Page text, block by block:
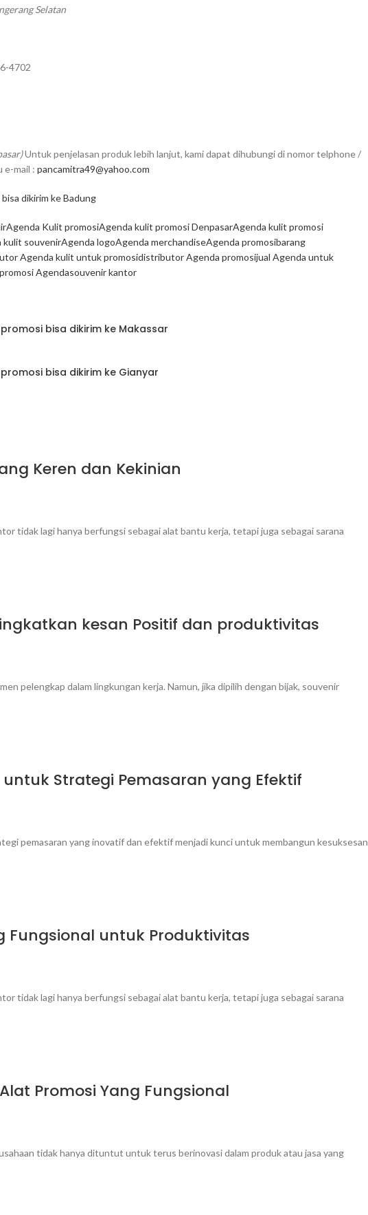
Selatan
4702
Untuk penjelasan produk lebih lanjut, kami dapat dihubungi di nomor telphone /
e-mail : pancamitra49@yahoo.com
dikirim ke Badung
Agenda Kulit promosiAgenda kulit promosi DenpasarAgenda kulit promosi
kulit souvenirAgenda logoAgenda merchandiseAgenda promosibarang
Agenda kulit untuk promosidistributor Agenda promosijual Agenda untuk
promosi Agendasouvenir kantor
bisa dikirim ke Makassar
bisa dikirim ke Gianyar
Keren dan Kekinian
tidak lagi hanya berfungsi sebagai alat bantu kerja, tetapi juga sebagai sarana
kesan Positif dan produktivitas
pelengkap dalam lingkungan kerja. Namun, jika dipilih dengan bijak, souvenir
Strategi Pemasaran yang Efektif
pemasaran yang inovatif dan efektif menjadi kunci untuk membangun kesuksesan
Fungsional untuk Produktivitas
tidak lagi hanya berfungsi sebagai alat bantu kerja, tetapi juga sebagai sarana
Promosi Yang Fungsional
tidak hanya dituntut untuk terus berinovasi dalam produk atau jasa yang